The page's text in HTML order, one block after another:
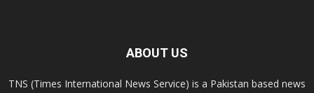
ABOUT US
TNS (Times International News Service) is a Pakistan based news